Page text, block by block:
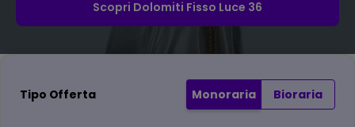
Scopri Dolomiti Fisso Luce 36
Tipo Offerta Monoraria Bioraria